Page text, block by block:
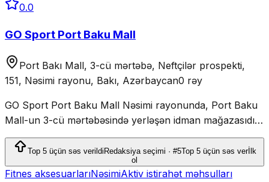
0.0
GO Sport Port Baku Mall
Port Bakı Mall, 3-cü mərtəbə, Neftçilər prospekti,
151, Nəsimi rayonu, Bakı, Azərbaycan0 rəy
GO Sport Port Baku Mall Nəsimi rayonunda, Port Baku
Mall-un 3-cü mərtəbəsində yerləşən idman mağazasıdır.
Mağazada idman geyimi, ayaqqabı, fitnes, qaçış, aktiv
istirahət və komanda idmanları üçün məhsullar satılır.
Top 5 üçün səs verildi Redaksiya seçimi · #5Top 5 üçün səs verİlk
ol
Fitnes aksesuarlarıNəsimiAktiv istirahət məhsulları